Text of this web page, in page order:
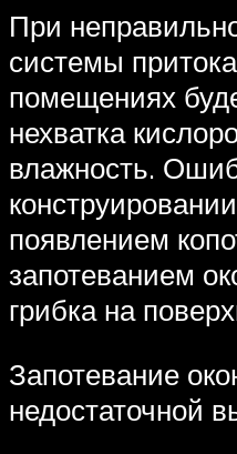
При
системы
помещениях
нехватка
влажность.
появлением
запотеванием
грибка на
Запотевание
недостаточной